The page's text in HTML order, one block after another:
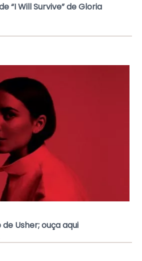
“I Will Survive” de Gloria
Usher; ouça aqui